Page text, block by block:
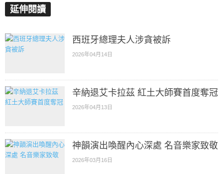
延伸閱讀
西班牙總理夫人涉貪被訴
2026年04月14日
辛納退艾卡拉茲 紅土大師賽首度奪冠
2026年04月13日
神韻演出喚醒內心深處 名音樂家致敬
2026年03月16日